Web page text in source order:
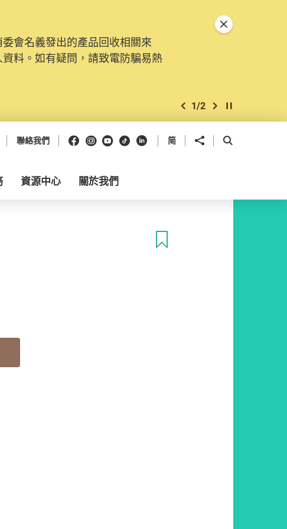
會名義發出的產品回收相關來
料。如有疑問，請致電防騙易熱
上一個
1/2 下一個開始/暫停幻燈
關閉特別通告
聯絡我們 Facebook
Instagram
Youtube
抖音領英 简 分享到 開啟搜尋框
資源中心 關於我們